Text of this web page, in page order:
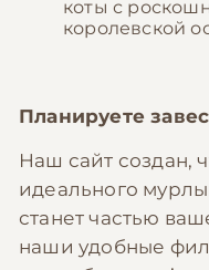
коты с
королевской
Планируете
Наш сайт создан,
идеального
станет частью
наши удобные